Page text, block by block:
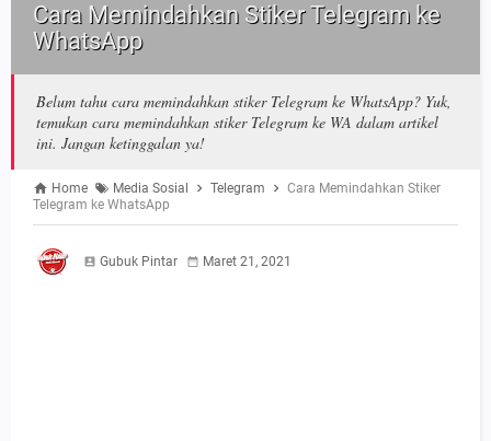
Cara Memindahkan Stiker Telegram ke
WhatsApp
Belum tahu cara memindahkan stiker Telegram ke WhatsApp? Yuk,
temukan cara memindahkan stiker Telegram ke WA dalam artikel
ini. Jangan ketinggalan ya!
Home Media Sosial Telegram
Cara Memindahkan Stiker
Telegram ke WhatsApp
Gubuk Pintar Maret 21, 2021